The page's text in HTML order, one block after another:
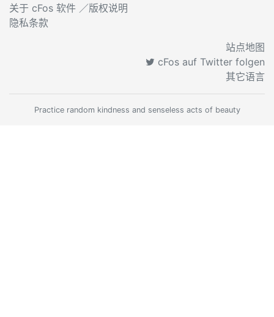
关于 cFos 软件 ／版权说明
隐私条款
站点地图
cFos auf Twitter folgen
其它语言
Practice random kindness and senseless acts of beauty